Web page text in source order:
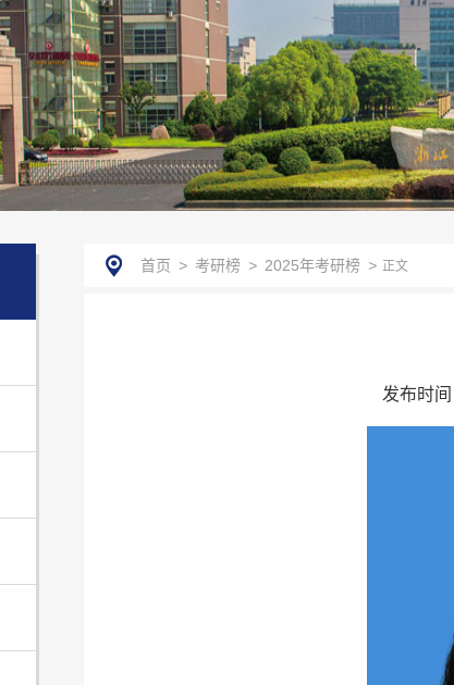
首页 > 考研榜 > 2025年考研榜 > 正文
发布时间